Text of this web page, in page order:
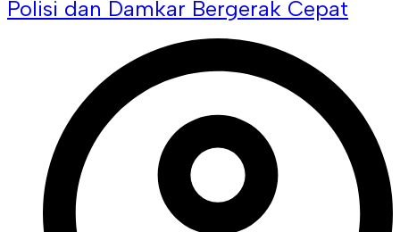
Polisi dan Damkar Bergerak Cepat